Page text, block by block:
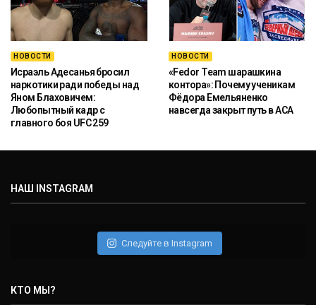
НОВОСТИ
Исраэль Адесанья бросил
наркотики ради победы над
Яном Блаховичем:
Любопытный кадр с
главного боя UFC 259
НОВОСТИ
«Fedor Team шарашкина
контора»: Почему ученикам
Фёдора Емельяненко
навсегда закрыт путь в ACA
НАШ INSTAGRAM
Следуйте в Instagram
КТО МЫ?